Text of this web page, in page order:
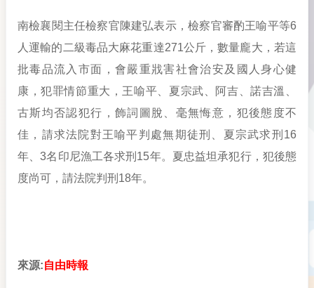
南檢襄閱主任檢察官陳建弘表示，檢察官審酌王喻平等6
人運輸的二級毒品大麻花重達271公斤，數量龐大，若這
批毒品流入市面，會嚴重戕害社會治安及國人身心健
康，犯罪情節重大，王喻平、夏宗武、阿吉、諾吉溫、
古斯均否認犯行，飾詞圖脫、毫無悔意，犯後態度不
佳，請求法院對王喻平判處無期徒刑、夏宗武求刑16
年、3名印尼漁工各求刑15年。夏忠益坦承犯行，犯後態
度尚可，請法院判刑18年。
來源:自由時報